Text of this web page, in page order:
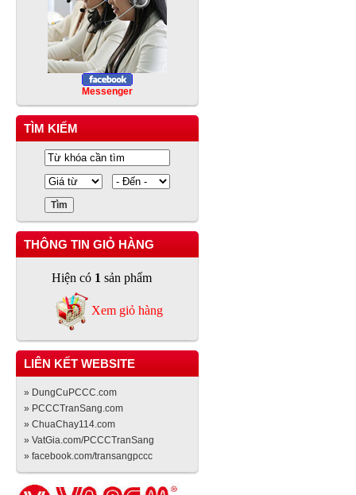
Messenger
TÌM KIẾM
THÔNG TIN GIỎ HÀNG
Hiện có 1 sản phẩm
Xem giỏ hàng
LIÊN KẾT WEBSITE
» DungCuPCCC.com
» PCCCTranSang.com
» ChuaChay114.com
» VatGia.com/PCCCTranSang
» facebook.com/transangpccc